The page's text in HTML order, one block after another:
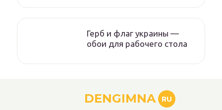
Герб и флаг украины —
обои для рабочего стола
DENGIMNA RU